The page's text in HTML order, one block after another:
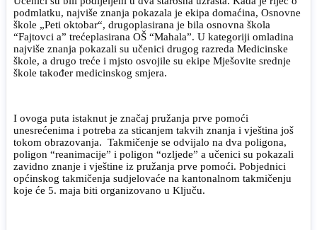
podmlatku, najviše znanja pokazala je ekipa domaćina, Osnovne
škole „Peti oktobar“, drugoplasirana je bila osnovna škola
“Fajtovci a” trećeplasirana OŠ “Mahala”. U kategoriji omladina
najviše znanja pokazali su učenici drugog razreda Medicinske
škole, a drugo treće i mjsto osvojile su ekipe Mješovite srednje
škole također medicinskog smjera.
I ovoga puta istaknut je značaj pružanja prve pomoći
unesrećenima i potreba za sticanjem takvih znanja i vještina još
tokom obrazovanja. Takmičenje se odvijalo na dva poligona,
poligon “reanimacije” i poligon “ozljede” a učenici su pokazali
zavidno znanje i vještine iz pružanja prve pomoći. Pobjednici
općinskog takmičenja sudjelovaće na kantonalnom takmičenju
koje će 5. maja biti organizovano u Ključu.